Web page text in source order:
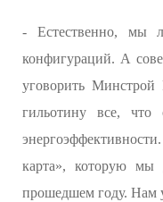
- Естественно, мы
конфигураций. А
уговорить Минстрой
гильотину все,
карта», которую мы
прошедшем году. Нам